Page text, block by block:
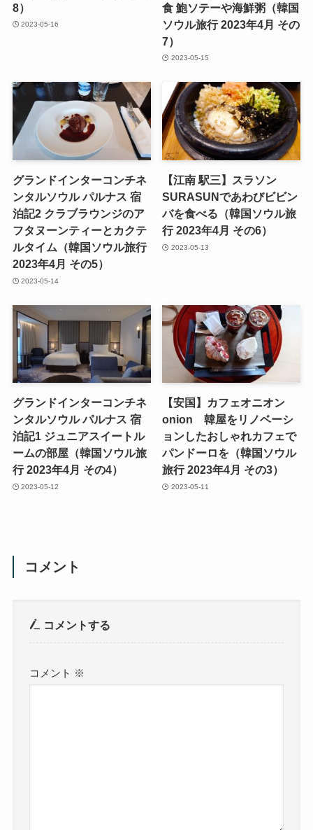
8）
2023-05-16
食 鮑ソテーや海鮮粥（韓国
ソウル旅行 2023年4月 その
7）
2023-05-15
グランドインターコンチネ
ンタルソウル パルナス 宿
泊記2 クラブラウンジのア
フタヌーンティーとカクテ
ルタイム（韓国ソウル旅行
2023年4月 その5）
2023-05-14
【江南 駅三】スラソン
SURASUNであわびビビン
バを食べる（韓国ソウル旅
行 2023年4月 その6）
2023-05-13
グランドインターコンチネ
ンタルソウル パルナス 宿
泊記1 ジュニアスイートル
ームの部屋（韓国ソウル旅
行 2023年4月 その4）
2023-05-12
【安国】カフェオニオン
onion 韓屋をリノベーシ
ョンしたおしゃれカフェで
パンドーロを（韓国ソウル
旅行 2023年4月 その3）
2023-05-11
コメント
コメントする
コメント ※